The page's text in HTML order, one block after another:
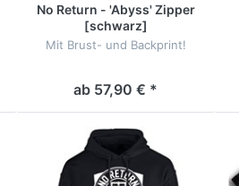
No Return - 'Abyss' Zipper
[schwarz]
Mit Brust- und Backprint!
ab 57,90 € *